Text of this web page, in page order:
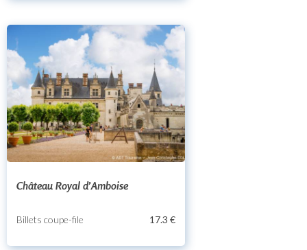
Château Royal d’Amboise
Billets coupe-file 17.3 €